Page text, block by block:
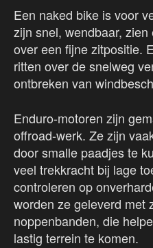
Een naked bike is voor
zijn snel, wendbaar,
over een fijne zitpositie.
ritten over de snelweg
ontbreken van
Enduro-motoren zijn
offroad-werk. Ze zijn
door smalle paadjes te
veel trekkracht bij lage
controleren op
worden ze geleverd met
noppenbanden, die
lastig terrein te komen.